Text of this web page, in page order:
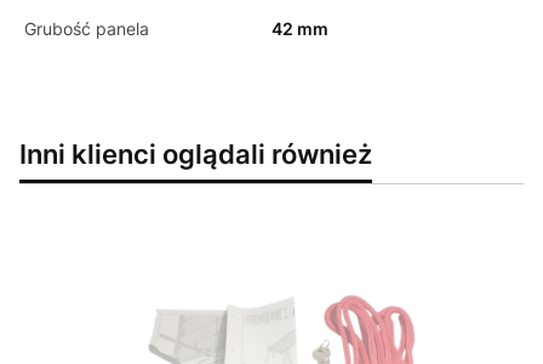
Grubość panela 42 mm
Inni klienci oglądali również